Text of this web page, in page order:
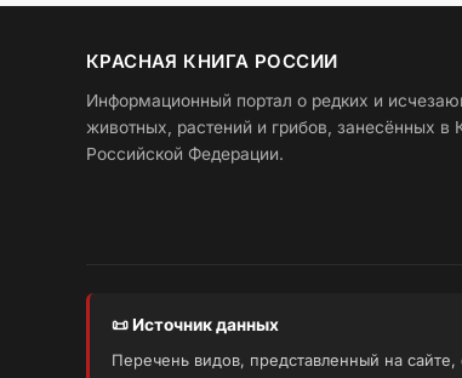
КРАСНАЯ КНИГА РОССИИ
Информационный портал о редких и
животных, растений и грибов, занесённых в
Российской Федерации.
📜 Источник данных
Перечень видов, представленный на